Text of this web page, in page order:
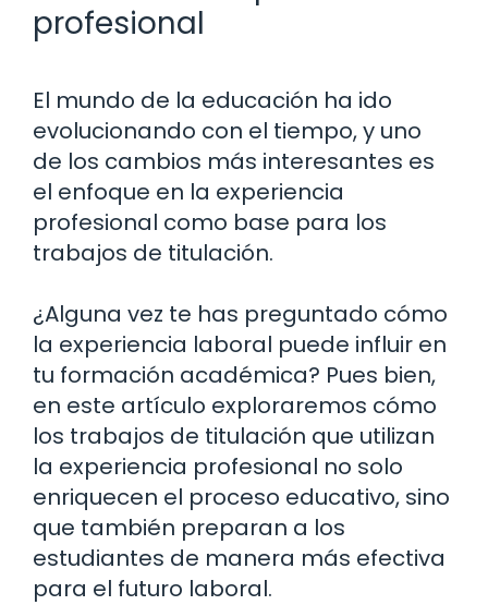
profesional
El mundo de la educación ha ido
evolucionando con el tiempo, y uno
de los cambios más interesantes es
el enfoque en la experiencia
profesional como base para los
trabajos de titulación.
¿Alguna vez te has preguntado cómo
la experiencia laboral puede influir en
tu formación académica? Pues bien,
en este artículo exploraremos cómo
los trabajos de titulación que utilizan
la experiencia profesional no solo
enriquecen el proceso educativo, sino
que también preparan a los
estudiantes de manera más efectiva
para el futuro laboral.